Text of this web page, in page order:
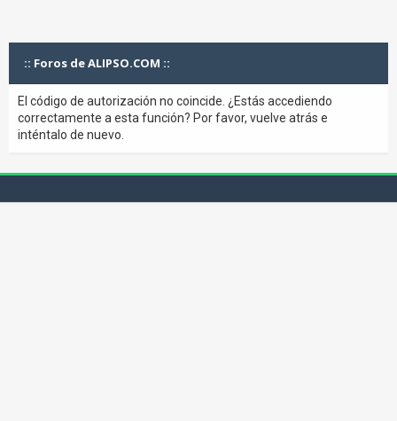
:: Foros de ALIPSO.COM ::
El código de autorización no coincide. ¿Estás accediendo
correctamente a esta función? Por favor, vuelve atrás e
inténtalo de nuevo.